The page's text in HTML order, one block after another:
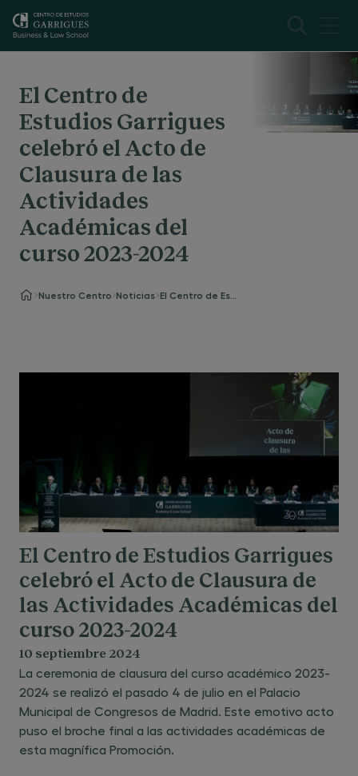
El Centro de
Estudios Garrigues
celebró el Acto de
Clausura de las
Actividades
Académicas del
curso 2023-2024
Nuestro Centro Noticias El Centro de Estudios Garrigues celebró el Acto de Clausura de las Actividades Académicas del curso 2023-2024
El Centro de Estudios Garrigues
celebró el Acto de Clausura de
las Actividades Académicas del
curso 2023-2024
10 septiembre 2024
La ceremonia de clausura del curso académico 2023-
2024 se realizó el pasado 4 de julio en el Palacio
Municipal de Congresos de Madrid. Este emotivo acto
puso el broche final a las actividades académicas de
esta magnífica Promoción.